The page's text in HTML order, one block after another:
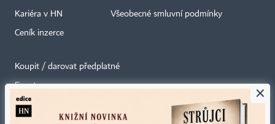
Kariéra v HN
Ceník inzerce
Všeobecné smluvní podmínky
Koupit / darovat předplatné
Eventy
Newslettery
×